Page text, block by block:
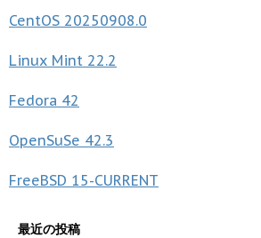
CentOS 20250908.0
Linux Mint 22.2
Fedora 42
OpenSuSe 42.3
FreeBSD 15-CURRENT
最近の投稿